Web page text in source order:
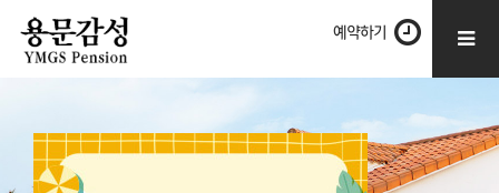
예약하기